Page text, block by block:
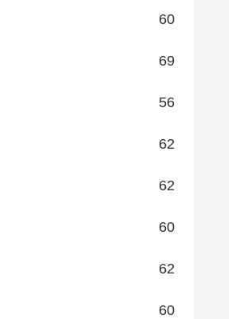
60
69
56
62
62
60
62
60